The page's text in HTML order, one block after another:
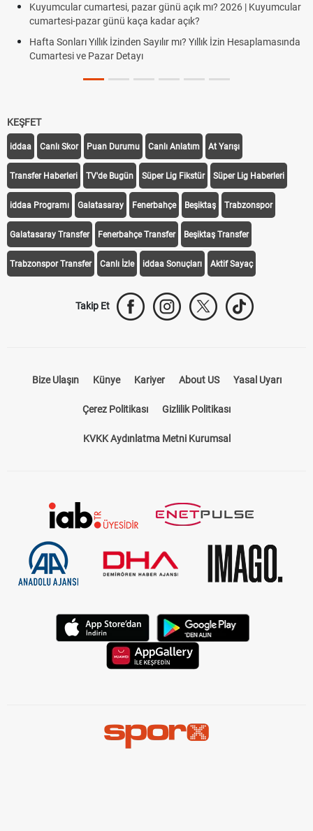
Kuyumcular cumartesi, pazar günü açık mı? 2026 | Kuyumcular
cumartesi-pazar günü kaça kadar açık?
Hafta Sonları Yıllık İzinden Sayılır mı? Yıllık İzin Hesaplamasında
Cumartesi ve Pazar Detayı
KEŞFET
iddaa Canlı Skor Puan Durumu Canlı Anlatım At Yarışı
Transfer Haberleri TV'de Bugün Süper Lig Fikstür Süper Lig Haberleri
iddaa Programı Galatasaray Fenerbahçe Beşiktaş Trabzonspor
Galatasaray Transfer Fenerbahçe Transfer Beşiktaş Transfer
Trabzonspor Transfer Canlı İzle iddaa Sonuçları Aktif Sayaç
Takip Et
Bize Ulaşın Künye Kariyer About US Yasal Uyarı
Çerez Politikası Gizlilik Politikası
KVKK Aydınlatma Metni Kurumsal